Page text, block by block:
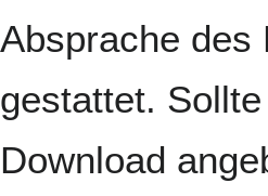
Absprache
gestattet.
Download